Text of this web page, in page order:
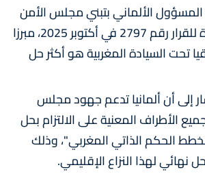
الألماني بتبني مجلس الأمن
التابع للأمم المتحدة للقرار رقم 2797 في أكتوبر 2025، مبرزا
تحت السيادة المغربية هو أكثر حل
إلى أن ألمانيا تدعم جهود مجلس
الأطراف المعنية على الالتزام بحل
الحكم الذاتي المغربي"، وذلك
لهذا النزاع الإقليمي.